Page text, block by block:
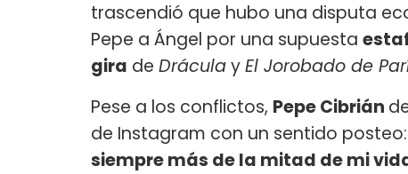
trascendió que hubo una disputa
Pepe a Ángel por una supuesta
gira de DráculayEl Jorobado de
Pese a los conflictos, Pepe Cibrián
de Instagram con un sentido
siempre más de la mitad de mi